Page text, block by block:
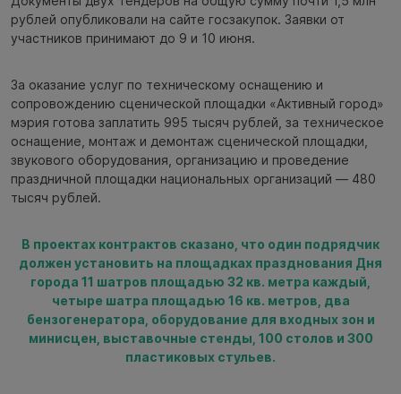
рублей опубликовали на сайте госзакупок. Заявки от
участников принимают до 9 и 10 июня.
За оказание услуг по техническому оснащению и
сопровождению сценической площадки «Активный город»
мэрия готова заплатить 995 тысяч рублей, за техническое
оснащение, монтаж и демонтаж сценической площадки,
звукового оборудования, организацию и проведение
праздничной площадки национальных организаций — 480
тысяч рублей.
В проектах контрактов сказано, что один подрядчик
должен установить на площадках празднования Дня
города 11 шатров площадью 32 кв. метра каждый,
четыре шатра площадью 16 кв. метров, два
бензогенератора, оборудование для входных зон и
минисцен, выставочные стенды, 100 столов и 300
пластиковых стульев.